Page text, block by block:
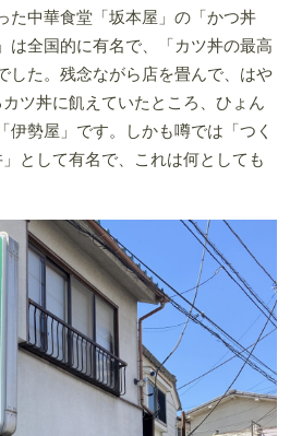
た中華食堂「坂本屋」の「かつ丼
は全国的に有名で、「カツ丼の最高
した。残念ながら店を畳んで、はや
ツ丼に飢えていたところ、ひょん
伊勢屋」です。しかも噂では「つく
として有名で、これは何としても